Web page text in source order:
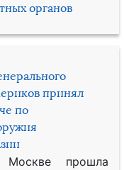
органов
принял
по
прошла